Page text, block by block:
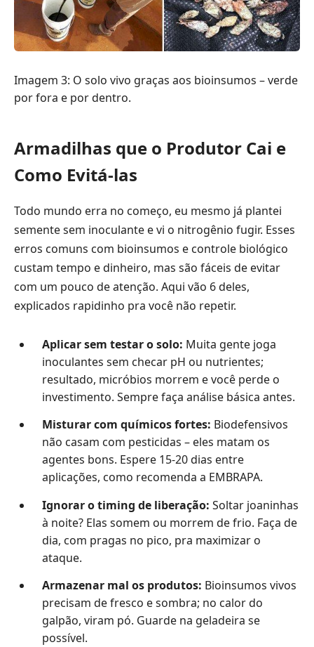
Imagem 3: O solo vivo graças aos bioinsumos – verde
por fora e por dentro.
Armadilhas que o Produtor Cai e
Como Evitá-las
Todo mundo erra no começo, eu mesmo já plantei
semente sem inoculante e vi o nitrogênio fugir. Esses
erros comuns com bioinsumos e controle biológico
custam tempo e dinheiro, mas são fáceis de evitar
com um pouco de atenção. Aqui vão 6 deles,
explicados rapidinho pra você não repetir.
Aplicar sem testar o solo: Muita gente joga
inoculantes sem checar pH ou nutrientes;
resultado, micróbios morrem e você perde o
investimento. Sempre faça análise básica antes.
Misturar com químicos fortes: Biodefensivos
não casam com pesticidas – eles matam os
agentes bons. Espere 15-20 dias entre
aplicações, como recomenda a EMBRAPA.
Ignorar o timing de liberação: Soltar joaninhas
à noite? Elas somem ou morrem de frio. Faça de
dia, com pragas no pico, pra maximizar o
ataque.
Armazenar mal os produtos: Bioinsumos vivos
precisam de fresco e sombra; no calor do
galpão, viram pó. Guarde na geladeira se
possível.